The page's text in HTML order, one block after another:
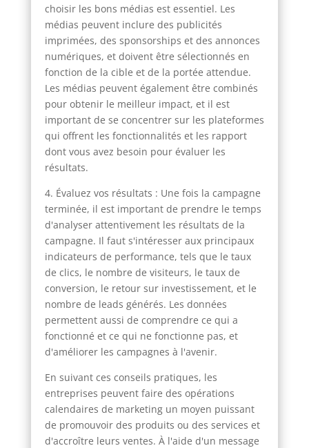
choisir les bons médias est essentiel. Les
médias peuvent inclure des publicités
imprimées, des sponsorships et des annonces
numériques, et doivent être sélectionnés en
fonction de la cible et de la portée attendue.
Les médias peuvent également être combinés
pour obtenir le meilleur impact, et il est
important de se concentrer sur les plateformes
qui offrent les fonctionnalités et les rapport
dont vous avez besoin pour évaluer les
résultats.
4. Évaluez vos résultats : Une fois la campagne
terminée, il est important de prendre le temps
d'analyser attentivement les résultats de la
campagne. Il faut s'intéresser aux principaux
indicateurs de performance, tels que le taux
de clics, le nombre de visiteurs, le taux de
conversion, le retour sur investissement, et le
nombre de leads générés. Les données
permettent aussi de comprendre ce qui a
fonctionné et ce qui ne fonctionne pas, et
d'améliorer les campagnes à l'avenir.
En suivant ces conseils pratiques, les
entreprises peuvent faire des opérations
calendaires de marketing un moyen puissant
de promouvoir des produits ou des services et
d'accroître leurs ventes. À l'aide d'un message